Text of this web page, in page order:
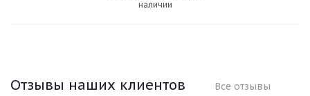
наличии
Отзывы наших клиентов Все отзывы